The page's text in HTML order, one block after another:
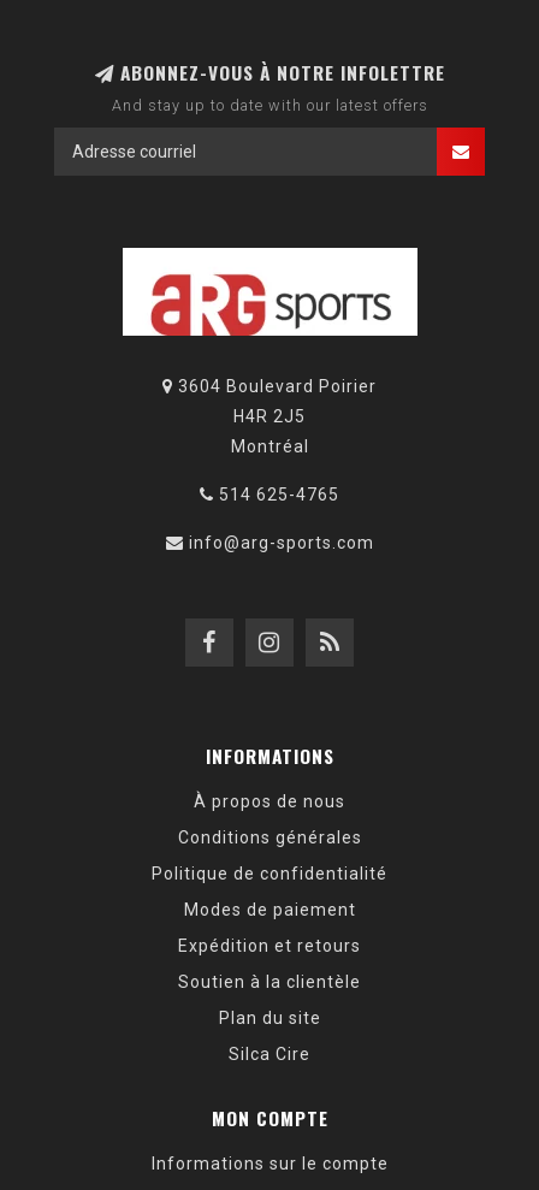
ABONNEZ-VOUS À NOTRE INFOLETTRE
And stay up to date with our latest offers
3604 Boulevard Poirier
H4R 2J5
Montréal
514 625-4765
info@arg-sports.com
INFORMATIONS
À propos de nous
Conditions générales
Politique de confidentialité
Modes de paiement
Expédition et retours
Soutien à la clientèle
Plan du site
Silca Cire
MON COMPTE
Informations sur le compte